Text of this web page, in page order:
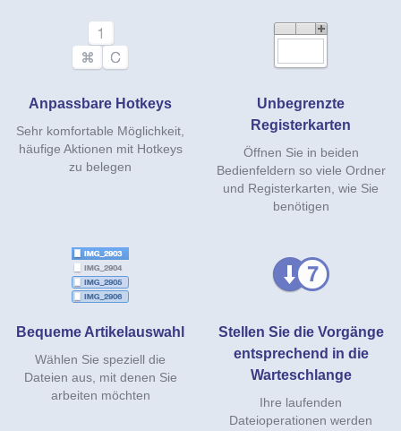
Anpassbare Hotkeys
Sehr komfortable Möglichkeit,
häufige Aktionen mit Hotkeys
zu belegen
Unbegrenzte
Registerkarten
Öffnen Sie in beiden
Bedienfeldern so viele Ordner
und Registerkarten, wie Sie
benötigen
Bequeme Artikelauswahl
Wählen Sie speziell die
Dateien aus, mit denen Sie
arbeiten möchten
Stellen Sie die Vorgänge
entsprechend in die
Warteschlange
Ihre laufenden
Dateioperationen werden